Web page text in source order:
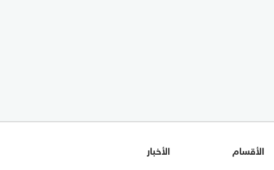
الأقسام
الأخبار